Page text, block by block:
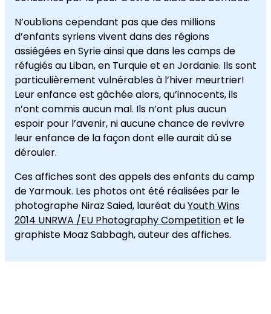
N’oublions cependant pas que des millions
d’enfants syriens vivent dans des régions
assiégées en Syrie ainsi que dans les camps de
réfugiés au Liban, en Turquie et en Jordanie. Ils sont
particulièrement vulnérables à l’hiver meurtrier!
Leur enfance est gâchée alors, qu’innocents, ils
n’ont commis aucun mal. Ils n’ont plus aucun
espoir pour l’avenir, ni aucune chance de revivre
leur enfance de la façon dont elle aurait dû se
dérouler.
Ces affiches sont des appels des enfants du camp
de Yarmouk. Les photos ont été réalisées par le
photographe Niraz Saied, lauréat duYouth Wins
2014 UNRWA /EU Photography Competitionet le
graphiste Moaz Sabbagh, auteur des affiches.